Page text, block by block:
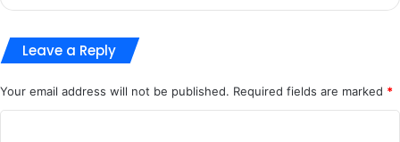
Leave a Reply
Your email address will not be published. Required fields are marked *